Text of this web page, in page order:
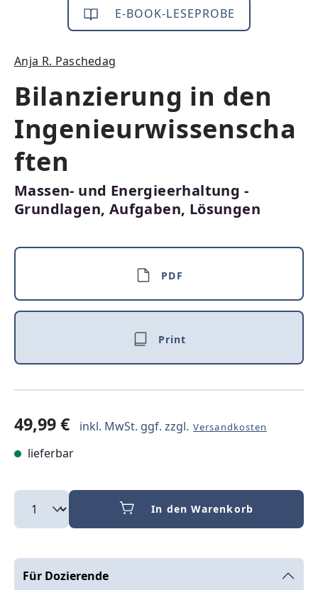
E-BOOK-LESEPROBE
Anja R. Paschedag
Bilanzierung in den
Ingenieurwissenscha
ften
Massen- und Energieerhaltung -
Grundlagen, Aufgaben, Lösungen
PDF
Print
49,99 € inkl. MwSt. ggf. zzgl. Versandkosten
lieferbar
In den Warenkorb
Für Dozierende